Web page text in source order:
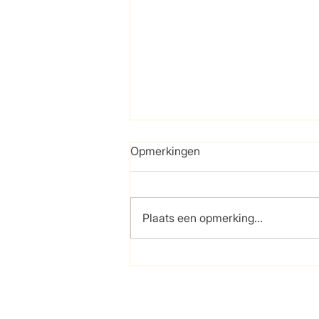
Opmerkingen
Plaats een opmerking...